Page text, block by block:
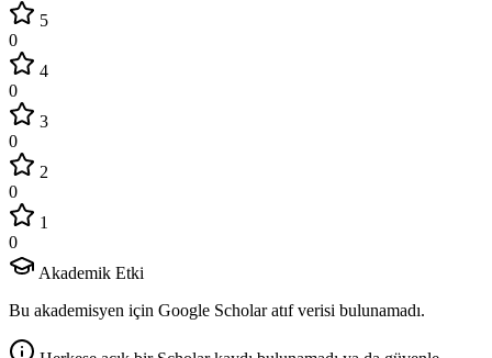
5
0
4
0
3
0
2
0
1
0
Akademik Etki
Bu akademisyen için Google Scholar atıf verisi bulunamadı.